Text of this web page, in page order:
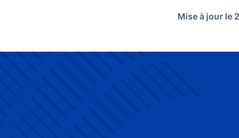
Mise à jour le